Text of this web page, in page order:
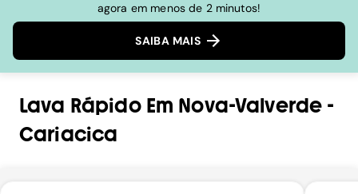
agora em menos de 2 minutos!
SAIBA MAIS
Lava RápidoEm Nova-Valverde -
Cariacica